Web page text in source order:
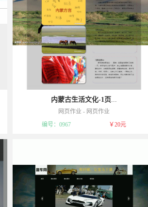
内蒙古生活文化-1页...
网页作业 - 网页作业
模板属于可复制品，一经售出不予退货，敬请谅解！
编号：0967 ￥20元